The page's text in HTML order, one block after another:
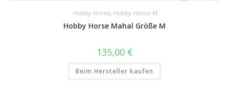
Hobby Horse, Hobby Horse M
Hobby Horse Mahal Größe M
135,00 €
Beim Hersteller kaufen